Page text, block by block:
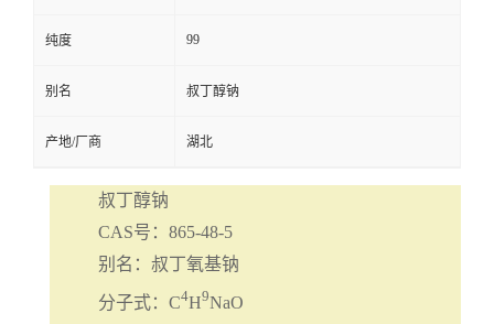
纯度 99
别名 叔丁醇钠
产地/厂商 湖北
叔丁醇钠
CAS号： 865-48-5
别名：叔丁氧基钠
分子式： C4H9NaO